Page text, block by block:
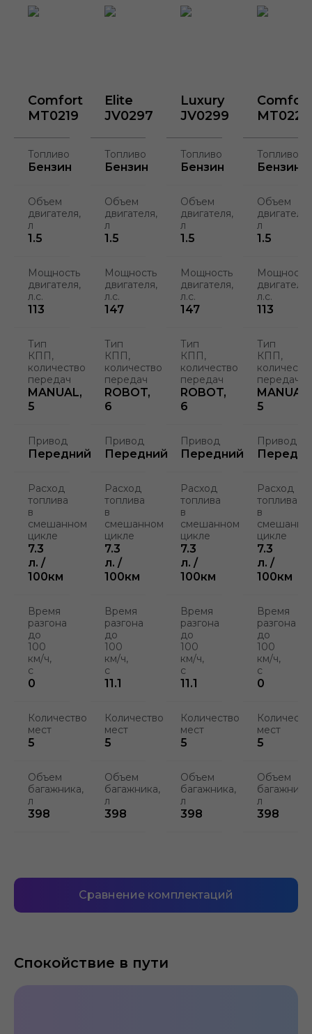
Comfort
MT0219
Топливо
Бензин
Объем
двигателя,
л
1.5
Мощность
двигателя,
л.с.
113
Тип
КПП,
количество
передач
MANUAL,
5
Привод
Передний
Расход
топлива
в
смешанном
цикле
7.3
л. /
100км
Время
разгона
до
100
км/ч,
с
0
Количество
мест
5
Объем
багажника,
л
398
Elite
JV0297
Топливо
Бензин
Объем
двигателя,
л
1.5
Мощность
двигателя,
л.с.
147
Тип
КПП,
количество
передач
ROBOT,
6
Привод
Передний
Расход
топлива
в
смешанном
цикле
7.3
л. /
100км
Время
разгона
до
100
км/ч,
с
11.1
Количество
мест
5
Объем
багажника,
л
398
Luxury
JV0299
Топливо
Бензин
Объем
двигателя,
л
1.5
Мощность
двигателя,
л.с.
147
Тип
КПП,
количество
передач
ROBOT,
6
Привод
Передний
Расход
топлива
в
смешанном
цикле
7.3
л. /
100км
Время
разгона
до
100
км/ч,
с
11.1
Количество
мест
5
Объем
багажника,
л
398
Comfort
MT0220
Топливо
Бензин
Объем
двигателя,
л
1.5
Мощность
двигателя,
л.с.
113
Тип
КПП,
передач
MANUAL,
5
Привод
Расход
топлива
в
цикле
7.3
л. /
100км
Время
разгона
до
100
км/ч,
с
0
мест
5
Объем
багажника,
л
398
Сравнение комплектаций
Спокойствие в пути